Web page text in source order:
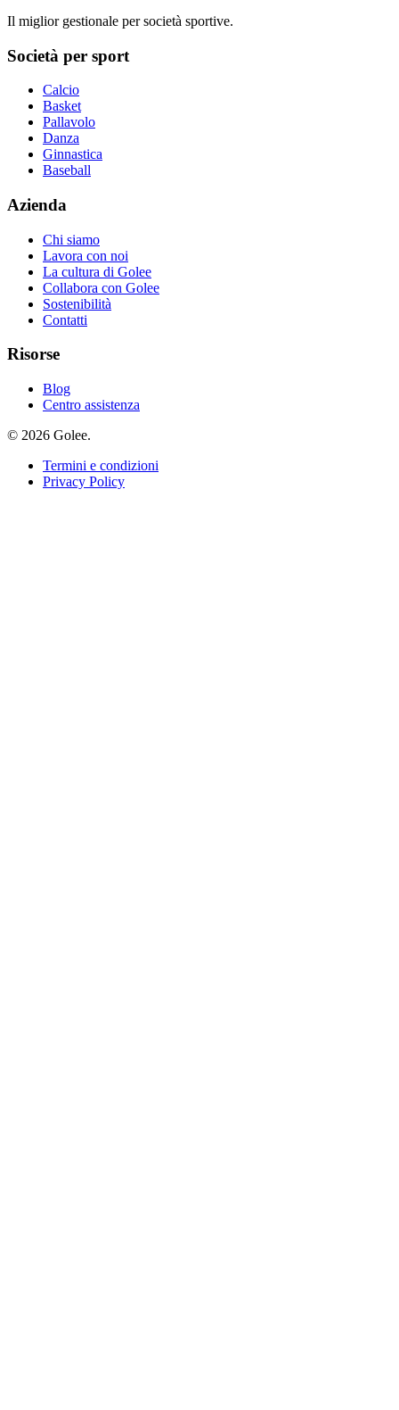
Il miglior gestionale per società sportive.
Società per sport
Calcio
Basket
Pallavolo
Danza
Ginnastica
Baseball
Azienda
Chi siamo
Lavora con noi
La cultura di Golee
Collabora con Golee
Sostenibilità
Contatti
Risorse
Blog
Centro assistenza
© 2026 Golee.
Termini e condizioni
Privacy Policy